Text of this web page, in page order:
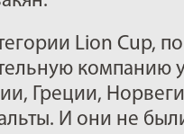
Lion Cup,
компанию
Греции,
И они не